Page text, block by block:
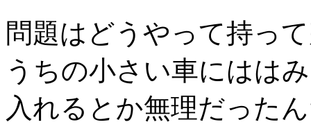
問題はどうやって持っ
うちの小さい車にはは
入れるとか無理だった